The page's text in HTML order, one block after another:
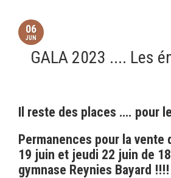
06
JUN
GALA 2023 .... Les
Il reste des places …. pour
Permanences pour la
19 juin et jeudi 22 juin de
gymnase Reynies Bayard !!!!